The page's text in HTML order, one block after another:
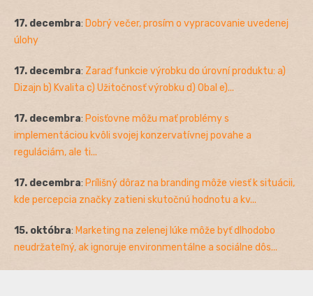
17. decembra: Dobrý večer, prosím o vypracovanie uvedenej
úlohy
17. decembra: Zaraď funkcie výrobku do úrovní produktu: a)
Dizajn b) Kvalita c) Užitočnosť výrobku d) Obal e)...
17. decembra: Poisťovne môžu mať problémy s
implementáciou kvôli svojej konzervatívnej povahe a
reguláciám, ale ti...
17. decembra: Prílišný dôraz na branding môže viesť k situácii,
kde percepcia značky zatieni skutočnú hodnotu a kv...
15. októbra: Marketing na zelenej lúke môže byť dlhodobo
neudržateľný, ak ignoruje environmentálne a sociálne dôs...